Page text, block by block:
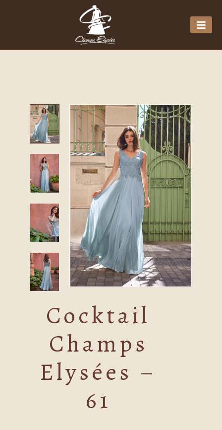
Cocktail
Champs
Elysées –
61